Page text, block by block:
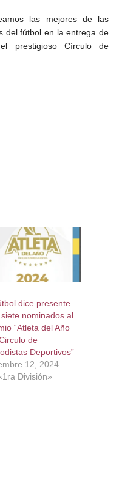
las mejores de las
del fútbol en la entrega de
prestigioso Círculo de
dice presente
nominados al
“Atleta del Año
de
Deportivos”
12, 2024
División»